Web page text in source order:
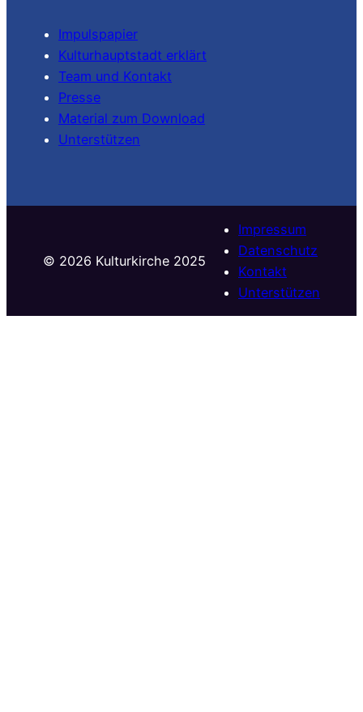
Impulspapier
Kulturhauptstadt erklärt
Team und Kontakt
Presse
Material zum Download
Unterstützen
©️ 2026 Kulturkirche 2025
Impressum
Datenschutz
Kontakt
Unterstützen